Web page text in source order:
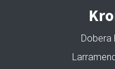
Dobera